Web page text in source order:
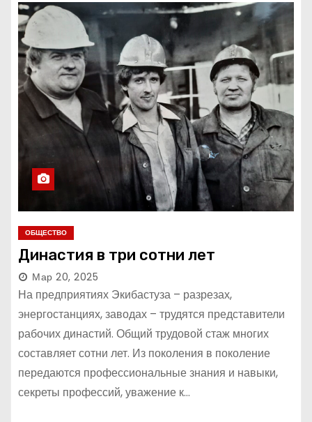
ОБЩЕСТВО
Династия в три сотни лет
Мар 20, 2025
На предприятиях Экибастуза – разрезах,
энергостанциях, заводах – трудятся представители
рабочих династий. Общий трудовой стаж многих
составляет сотни лет. Из поколения в поколение
передаются профессиональные знания и навыки,
секреты профессий, уважение к…